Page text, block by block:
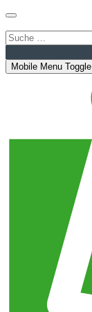
Mobile Menu Toggle